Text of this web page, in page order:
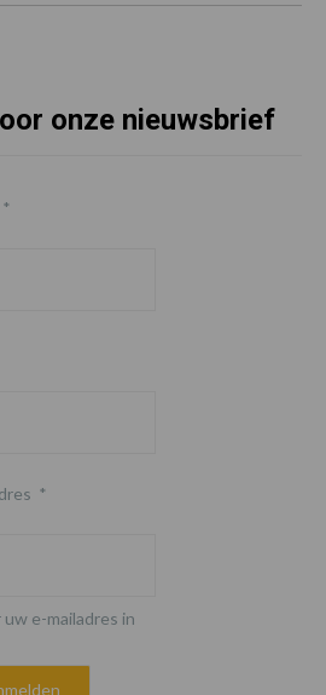
onze nieuwsbrief
*
*
uw e-mailadres in